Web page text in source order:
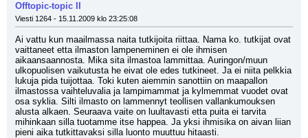
Offtopic-topic II
Viesti 1264 - 15.11.2009 klo 23:25:08
Ai vattu kun maailmassa naita tutkijoita riittaa. Nama ko. tutkijat ovat
vaittaneet etta ilmaston lampeneminen ei ole ihmisen
aikaansaannosta. Mika sita ilmastoa lammittaa. Auringon/muun
ulkopuolisen vaikutusta he eivat ole edes tutkineet. Ja ei niita pelkkia
lukuja pida tuijottaa. Toki kuten aiemmin sanottiin on maapallon
ilmastossa vaihteluvalia ja lampimammat ja kylmemmat vuodet ovat
osa syklia. Silti ilmasto on lammennyt teollisen vallankumouksen
alusta alkaen. Seuraava vaite on luultavasti etta puita ei tarvita
mihinkaan silla tuotamme itse happea. Ja yksi ihmisika on aivan liian
pieni aika tutkittavaksi silla luonto muuttuu hitaasti.